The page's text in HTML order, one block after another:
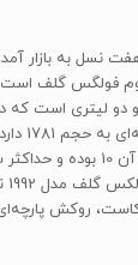
از مدل افسانه‌ای
مونتاژ می‌شد و چندین سال خودروی
روکش